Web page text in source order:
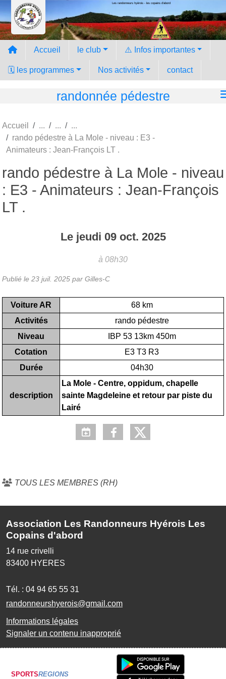
Les randonneurs hyèrois - les copains d'abord
Accueil le club ⚠️ Infos importantes
🗓️ les programmes Nos activités contact
randonnée pédestre
Accueil
rando pédestre à La Mole - niveau : E3 -
Animateurs : Jean-François LT .
rando pédestre à La Mole - niveau
: E3 - Animateurs : Jean-François
LT .
Le jeudi 09 oct. 2025
à 08h30
Publié le 23 juil. 2025 par Gilles-C
Voiture AR
68 km
Activités
rando pédestre
Niveau
IBP 53 13km 450m
Cotation
E3 T3 R3
Durée
04h30
description
La Mole - Centre, oppidum, chapelle
sainte Magdeleine et retour par piste du
Lairé
TOUS LES MEMBRES (RH)
Association Les Randonneurs Hyérois Les
Copains d'abord
14 rue crivelli
83400 HYERES
Tél. : 04 94 65 55 31
randonneurshyerois@gmail.com
Informations légales
Signaler un contenu inapproprié
SPORTSREGIONS
Panneau de gestion des cookies